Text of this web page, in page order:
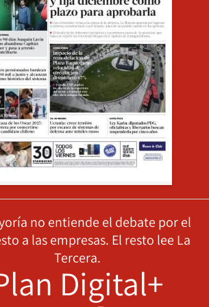
no entiende el debate por el
a las empresas. El resto lee La
Tercera.
Digital+